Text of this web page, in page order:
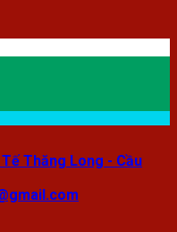
Thăng Long - Cầu